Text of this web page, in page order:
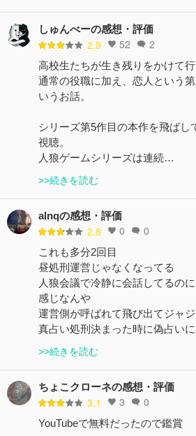
しゅんべーの感想・評価
2.9 52 2
高校生たちが生き残りをかけて
通常の役職に加え、恋人という
いうお話。
シリーズ第5作目の本作を飛ばし
視聴。
人狼ゲームシリーズは連続…
>>続きを読む
alnqの感想・評価
2.8 0 0
これも多分2回目
昼処刑運営じゃなくなってる
人狼会議で冷静に会話してるの
感じなんや
運営側が呼ばれて飛び出てジャ
真占い処刑決まった時に偽占い
>>続きを読む
ちょこクローネの感想・評価
3.1 3 0
YouTubeで無料だったので鑑賞